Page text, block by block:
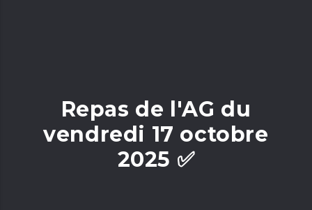
Repas de l'AG du
vendredi 17 octobre
2025 ✅